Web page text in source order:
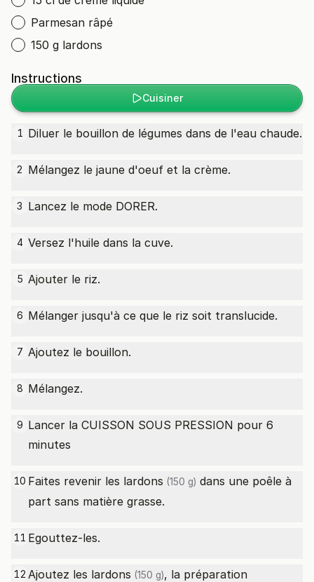
Parmesan râpé
150 g lardons
Instructions
Cuisiner
1 Diluer le bouillon de légumes dans de l'eau chaude.
2 Mélangez le jaune d'oeuf et la crème.
3 Lancez le mode DORER.
4 Versez l'huile dans la cuve.
5 Ajouter le riz.
6 Mélanger jusqu'à ce que le riz soit translucide.
7 Ajoutez le bouillon.
8 Mélangez.
9 Lancer la CUISSON SOUS PRESSION pour 6
minutes
10 Faites revenir les lardons (150 g) dans une poêle à
part sans matière grasse.
11 Egouttez-les.
12 Ajoutez les lardons (150 g), la préparation